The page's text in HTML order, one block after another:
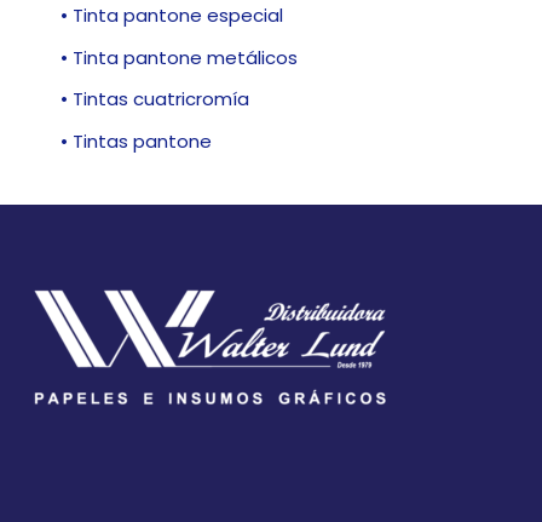
• Tinta pantone especial
• Tinta pantone metálicos
• Tintas cuatricromía
• Tintas pantone